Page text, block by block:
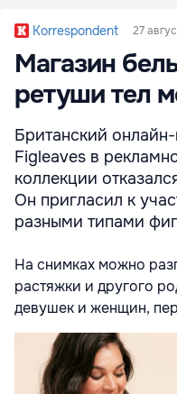
Korrespondent 27
Магазин
ретуши тел
Британский
Figleaves в
коллекции
Он пригласил к
разными типами
На снимках можно
растяжки и другого
девушек и женщин,